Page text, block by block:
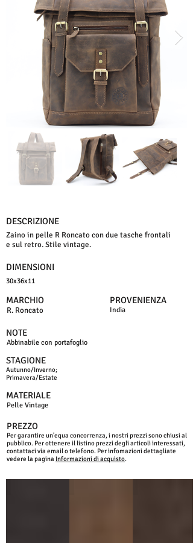
DESCRIZIONE
Zaino in pelle R Roncato con due tasche frontali
e sul retro. Stile vintage.
DIMENSIONI
30x36x11
MARCHIO
R. Roncato
PROVENIENZA
India
NOTE
Abbinabile con portafoglio
STAGIONE
Autunno/Inverno;
Primavera/Estate
MATERIALE
Pelle Vintage
PREZZO
Per garantire un'equa concorrenza, i nostri prezzi sono chiusi al
pubblico. Per ottenere il listino prezzi degli articoli interessati,
contattaci via email o telefono. Per infomazioni dettagliate
vedere la pagina Informazioni di acquisto.